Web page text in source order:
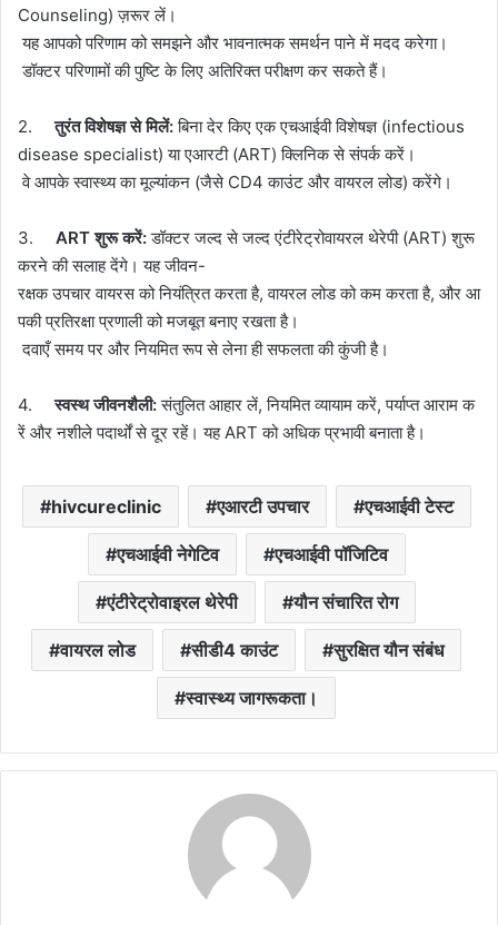
Counseling) ज़रूर लें।
यह आपको परिणाम को समझने और भावनात्मक समर्थन पाने में मदद करेगा।
डॉक्टर परिणामों की पुष्टि के लिए अतिरिक्त परीक्षण कर सकते हैं।
2.तुरंत विशेषज्ञ से मिलें:बिना देर किए एक एचआईवी विशेषज्ञ (infectious
disease specialist) या एआरटी (ART) क्लिनिक से संपर्क करें।
वे आपके स्वास्थ्य का मूल्यांकन (जैसे CD4 काउंट और वायरल लोड) करेंगे।
3. ART शुरू करें:डॉक्टर जल्द से जल्द एंटीरेट्रोवायरल थेरेपी (ART) शुरू
करने की सलाह देंगे। यह जीवन-
रक्षक उपचार वायरस को नियंत्रित करता है, वायरल लोड को कम करता है, और आ
पकी प्रतिरक्षा प्रणाली को मजबूत बनाए रखता है।
दवाएँ समय पर और नियमित रूप से लेना ही सफलता की कुंजी है।
4.स्वस्थजीवनशैली:संतुलित आहार लें, नियमित व्यायाम करें, पर्याप्त आराम क
रें और नशीले पदार्थों से दूर रहें। यह ART को अधिक प्रभावी बनाता है।
hivcureclinic एआरटी उपचार एचआईवी टेस्ट
एचआईवी नेगेटिव एचआईवी पॉजिटिव
एंटीरेट्रोवाइरल थेरेपी यौन संचारित रोग
वायरल लोड सीडी4 काउंट सुरक्षित यौन संबंध
स्वास्थ्य जागरूकता।